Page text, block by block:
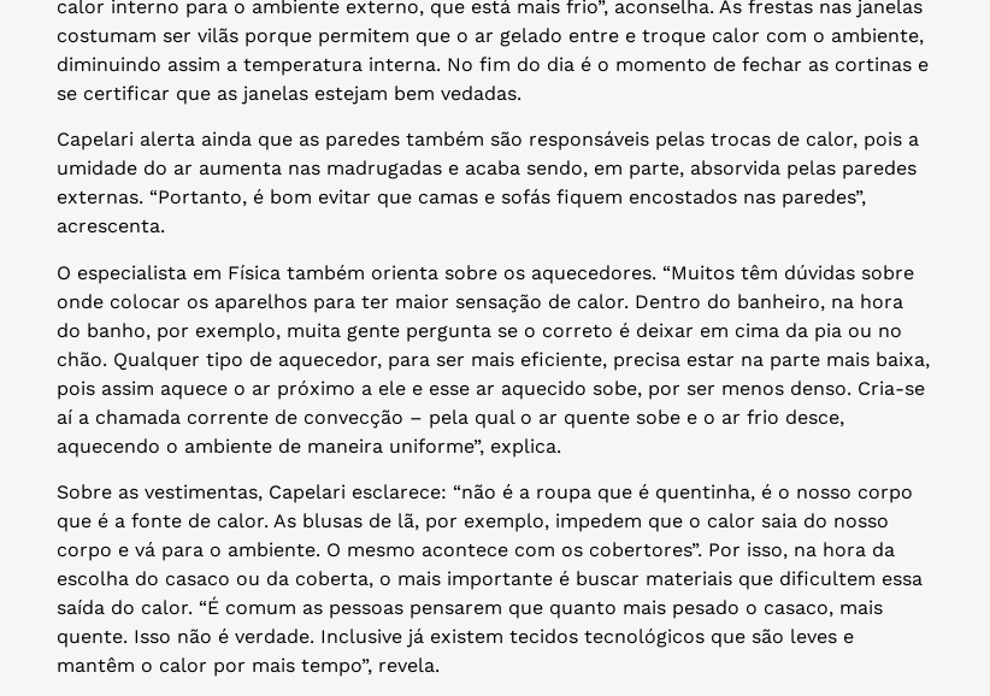
calor interno para o ambiente externo, que está mais frio”, aconselha. As frestas nas janelas
costumam ser vilãs porque permitem que o ar gelado entre e troque calor com o ambiente,
diminuindo assim a temperatura interna. No fim do dia é o momento de fechar as cortinas e
se certificar que as janelas estejam bem vedadas.
Capelari alerta ainda que as paredes também são responsáveis pelas trocas de calor, pois a
umidade do ar aumenta nas madrugadas e acaba sendo, em parte, absorvida pelas paredes
externas. “Portanto, é bom evitar que camas e sofás fiquem encostados nas paredes”,
acrescenta.
O especialista em Física também orienta sobre os aquecedores. “Muitos têm dúvidas sobre
onde colocar os aparelhos para ter maior sensação de calor. Dentro do banheiro, na hora
do banho, por exemplo, muita gente pergunta se o correto é deixar em cima da pia ou no
chão. Qualquer tipo de aquecedor, para ser mais eficiente, precisa estar na parte mais baixa,
pois assim aquece o ar próximo a ele e esse ar aquecido sobe, por ser menos denso. Cria-se
aí a chamada corrente de convecção – pela qual o ar quente sobe e o ar frio desce,
aquecendo o ambiente de maneira uniforme”, explica.
Sobre as vestimentas, Capelari esclarece: “não é a roupa que é quentinha, é o nosso corpo
que é a fonte de calor. As blusas de lã, por exemplo, impedem que o calor saia do nosso
corpo e vá para o ambiente. O mesmo acontece com os cobertores”. Por isso, na hora da
escolha do casaco ou da coberta, o mais importante é buscar materiais que dificultem essa
saída do calor. “É comum as pessoas pensarem que quanto mais pesado o casaco, mais
quente. Isso não é verdade. Inclusive já existem tecidos tecnológicos que são leves e
mantêm o calor por mais tempo”, revela.